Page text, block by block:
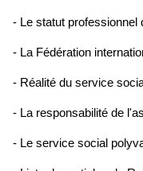
- Le statut professionnel
- La Fédération
- Réalité du service
- La responsabilité de
- Le service social